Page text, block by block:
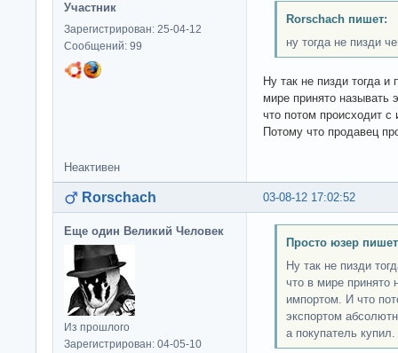
Участник
Зарегистрирован: 25-04-12
Сообщений: 99
Rorschach пишет:
ну тогда не пизди
Ну так не пизди тогда
мире принято называть
что потом происходит
Потому что продавец
Неактивен
03-08-12 17:02:52
Rorschach
Еще один Великий Человек
Из прошлого
Зарегистрирован: 04-05-10
Просто юзер
Ну так не пизди
что в мире принято
импортом. И что
экспортом
а покупатель купил.